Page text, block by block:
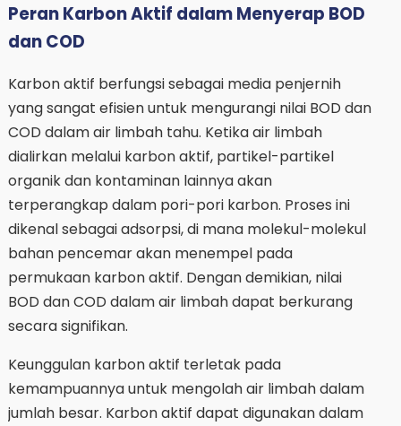
Peran Karbon Aktif dalam Menyerap BOD
dan COD
Karbon aktif berfungsi sebagai media penjernih
yang sangat efisien untuk mengurangi nilai BOD dan
COD dalam air limbah tahu. Ketika air limbah
dialirkan melalui karbon aktif, partikel-partikel
organik dan kontaminan lainnya akan
terperangkap dalam pori-pori karbon. Proses ini
dikenal sebagai adsorpsi, di mana molekul-molekul
bahan pencemar akan menempel pada
permukaan karbon aktif. Dengan demikian, nilai
BOD dan COD dalam air limbah dapat berkurang
secara signifikan.
Keunggulan karbon aktif terletak pada
kemampuannya untuk mengolah air limbah dalam
jumlah besar. Karbon aktif dapat digunakan dalam